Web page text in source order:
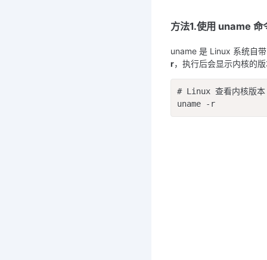
方法1.使用 uname 命
uname 是 Linux 系统自
r，执行后会显示内核的
# Linux 查看内核版本
uname -r